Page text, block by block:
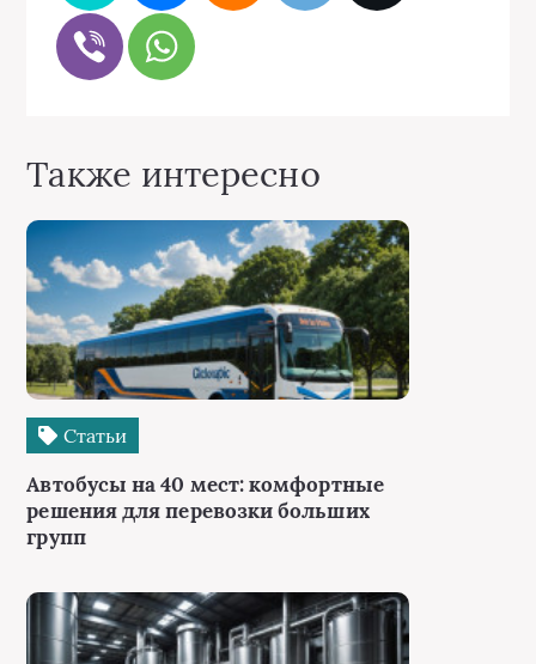
Также интересно
Статьи
Автобусы на 40 мест: комфортные
решения для перевозки больших
групп